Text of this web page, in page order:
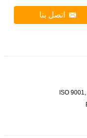
اتصل بنا
ISO